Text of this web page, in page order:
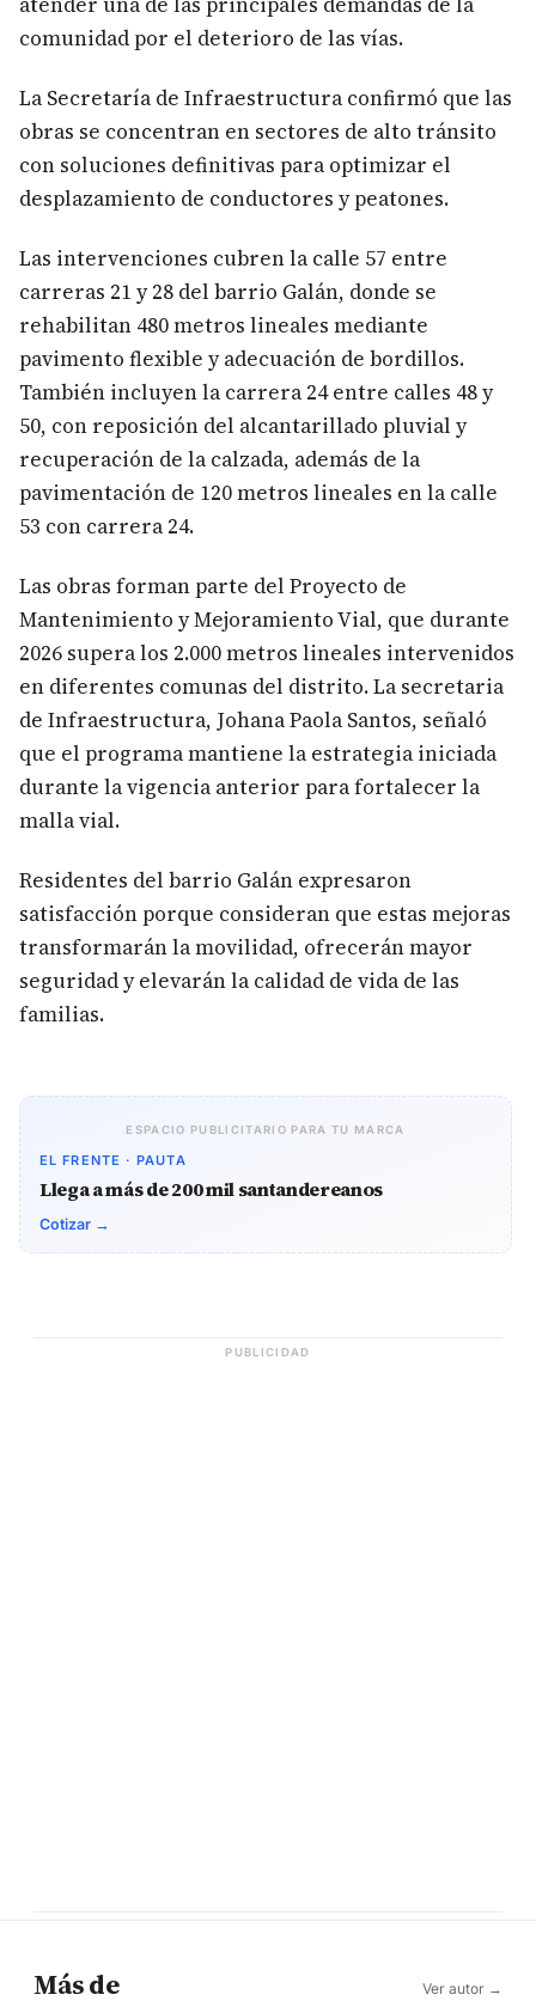
comunidad por el deterioro de las vías.
La Secretaría de Infraestructura confirmó que las
obras se concentran en sectores de alto tránsito
con soluciones definitivas para optimizar el
desplazamiento de conductores y peatones.
Las intervenciones cubren la calle 57 entre
carreras 21 y 28 del barrio Galán, donde se
rehabilitan 480 metros lineales mediante
pavimento flexible y adecuación de bordillos.
También incluyen la carrera 24 entre calles 48 y
50, con reposición del alcantarillado pluvial y
recuperación de la calzada, además de la
pavimentación de 120 metros lineales en la calle
53 con carrera 24.
Las obras forman parte del Proyecto de
Mantenimiento y Mejoramiento Vial, que durante
2026 supera los 2.000 metros lineales intervenidos
en diferentes comunas del distrito. La secretaria
de Infraestructura, Johana Paola Santos, señaló
que el programa mantiene la estrategia iniciada
durante la vigencia anterior para fortalecer la
malla vial.
Residentes del barrio Galán expresaron
satisfacción porque consideran que estas mejoras
transformarán la movilidad, ofrecerán mayor
seguridad y elevarán la calidad de vida de las
familias.
ESPACIO PUBLICITARIO PARA TU MARCA
EL FRENTE · PAUTA
Llega a más de 200 mil santandereanos
Cotizar →
PUBLICIDAD
Más de Ver autor →